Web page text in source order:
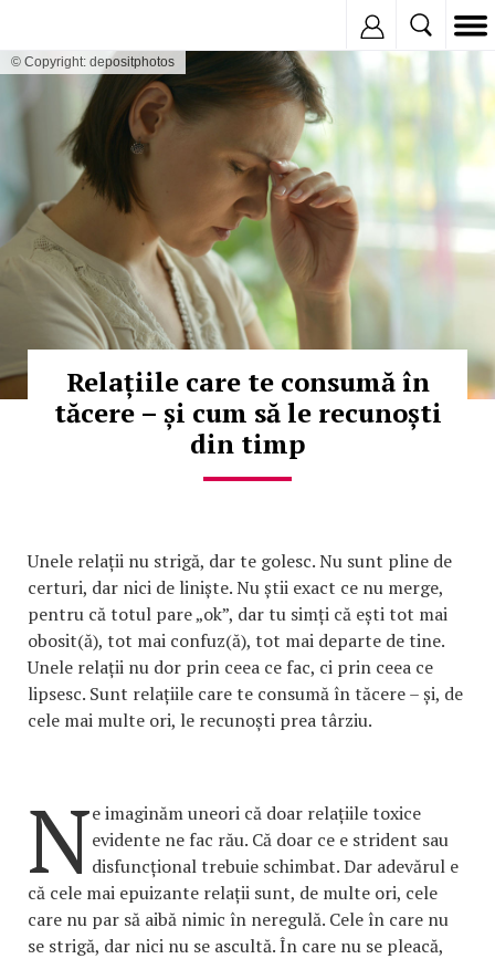
© Copyright: depositphotos
Relațiile care te consumă în
tăcere – și cum să le recunoști
din timp
Unele relații nu strigă, dar te golesc. Nu sunt pline de
certuri, dar nici de liniște. Nu știi exact ce nu merge,
pentru că totul pare „ok”, dar tu simți că ești tot mai
obosit(ă), tot mai confuz(ă), tot mai departe de tine.
Unele relații nu dor prin ceea ce fac, ci prin ceea ce
lipsesc. Sunt relațiile care te consumă în tăcere – și, de
cele mai multe ori, le recunoști prea târziu.
Ne imaginăm uneori că doar relațiile toxice
evidente ne fac rău. Că doar ce e strident sau
disfuncțional trebuie schimbat. Dar adevărul e
că cele mai epuizante relații sunt, de multe ori, cele
care nu par să aibă nimic în neregulă. Cele în care nu
se strigă, dar nici nu se ascultă. În care nu se pleacă,